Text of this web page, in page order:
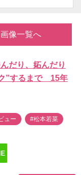
像一覧へ
だり、妬んだり
”するまで 15年
ュー #松本若菜